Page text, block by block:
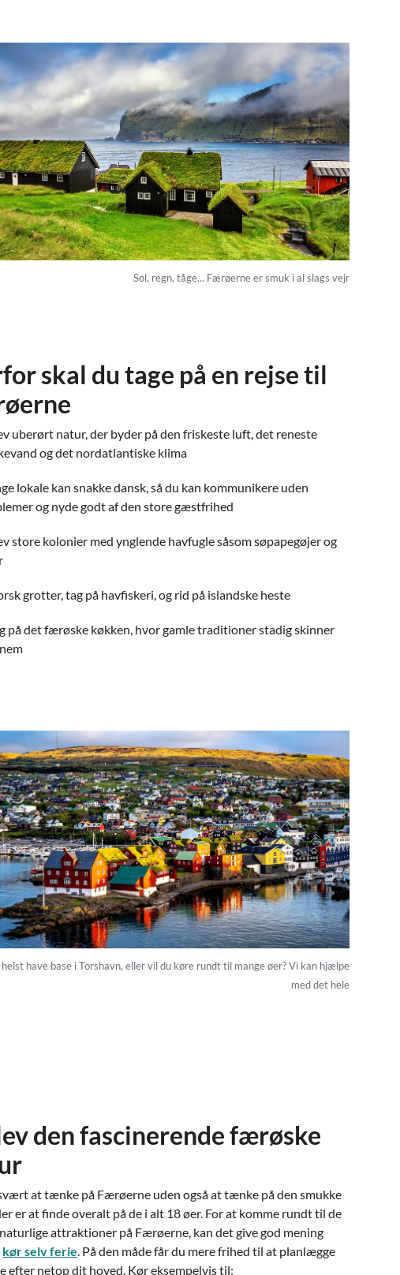
Sol, regn, tåge... Færøerne er smuk i al slags vejr
skal du tage på en rejse til
uberørt natur, der byder på den friskeste luft, det reneste
og det nordatlantiske klima
lokale kan snakke dansk, så du kan kommunikere uden
og nyde godt af den store gæstfrihed
store kolonier med ynglende havfugle såsom søpapegøjer og
grotter, tag på havfiskeri, og rid på islandske heste
på det færøske køkken, hvor gamle traditioner stadig skinner
have base i Torshavn, eller vil du køre rundt til mange øer? Vi kan hjælpe
med det hele
den fascinerende færøske
at tænke på Færøerne uden også at tænke på den smukke
er at finde overalt på de i alt 18 øer. For at komme rundt til de
attraktioner på Færøerne, kan det give god mening
kør selv ferie. På den måde får du mere frihed til at planlægge
efter netop dit hoved. Kør eksempelvis til: